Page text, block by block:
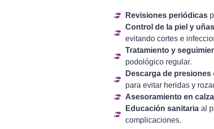
Revisiones periódicas
Control de la piel y uñas
evitando cortes e
Tratamiento y
podológico regular.
Descarga de presiones
para evitar heridas y
Asesoramiento en
Educación sanitariaal
complicaciones.